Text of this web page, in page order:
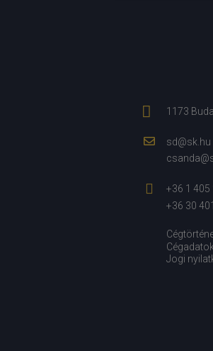
1173
sd@sk.hu
+36 1 405
+36 30
Cégadatok
Jogi